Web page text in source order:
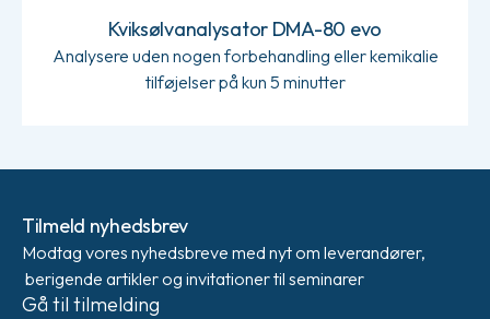
Kviksølvanalysator DMA-80 evo
Analysere uden nogen forbehandling eller kemikalie
tilføjelser på kun 5 minutter
Tilmeld nyhedsbrev
Modtag vores nyhedsbreve med nyt om leverandører,
berigende artikler og invitationer til seminarer
Gå til tilmelding